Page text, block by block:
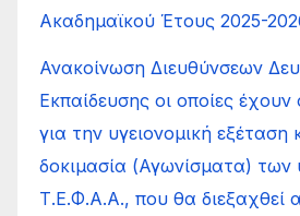
Ακαδημαϊκού Έτους 2025-
Ανακοίνωση Διευθύνσεων
Εκπαίδευσης οι οποίες έχουν
για την υγειονομική εξέταση
δοκιμασία (Αγωνίσματα) των
Τ.Ε.Φ.Α.Α., που θα διεξαχθεί